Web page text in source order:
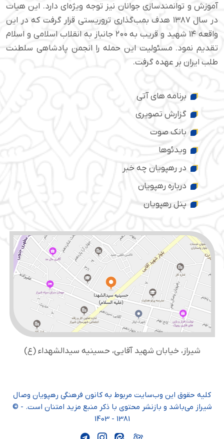
آموزش و توانمندسازی جوانان نیز توجه ویژه‌ای دارد. این هیات
در سال ۱۳۸۷ هدف بمب‌گذاری تروریستی قرار گرفت که در این
واقعه ۱۴ شهید و قریب به ۲۰۰ جانباز به انقلاب اسلامی و اسلام
تقدیم نمود. مسئولیت این حمله را انجمن پادشاهی سلطنت
طلب ایران بر عهده گرفت.
برنامه های آتی
گزارش تصویری
بانک صوت
ویدئوها
در رهپویان چه خبر
درباره رهپویان
پنل رهپویان
شیراز، خیابان شهید آقایی، حسینیه سید‌الشهداء (ع)
کلیه حقوق این وب‌سایت مربوط به کانون فرهنگی رهپویان وصال
شیراز می‌باشد و بازنشر محتوی با ذکر منبع مزید امتنان است. - ©
1381 - 1403